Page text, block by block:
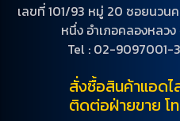
เลขที่ 101/93 หมู่ 20 ซอยนว
หนึ่ง อำเภอคลองหลว
Tel : 02-9097001-
สั่งซื้อสินค้าแอดไ
ติดต่อฝ่ายขาย โ